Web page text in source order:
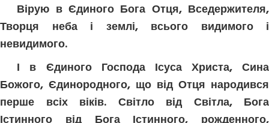
Вірую в Єдиного Бога Отця, Вседержителя,
Творця неба і землі, всього видимого і
невидимого.
І в Єдиного Господа Ісуса Христа, Сина
Божого, Єдинородного, що від Отця народився
перше всіх віків. Світло від Світла, Бога